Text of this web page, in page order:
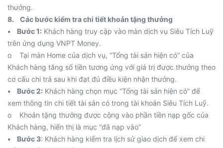
thưởng.
8. Các bước kiểm tra chi tiết khoản tặng thưởng
• Bước 1: Khách hàng truy cập vào màn dịch vụ Siêu Tích Luỹ
trên ứng dụng VNPT Money.
o Tại màn Home của dịch vụ, “Tổng tài sản hiện có” của
Khách hàng tăng số tiền tương ứng với giá trị được thưởng theo
cơ cấu chi trả sau khi đạt đủ điều kiện nhận thưởng.
• Bước 2: Khách hàng chọn mục “Tổng tài sản hiện có” để
xem thông tin chi tiết tài sản có trong tài khoản Siêu Tích Luỹ.
o Khoản tặng thưởng được cộng vào phần tiền nạp gốc của
Khách hàng, hiển thị là mục “đã nạp vào”
• Bước 3: Khách hàng kiểm tra lịch sử giao dịch để xem chi